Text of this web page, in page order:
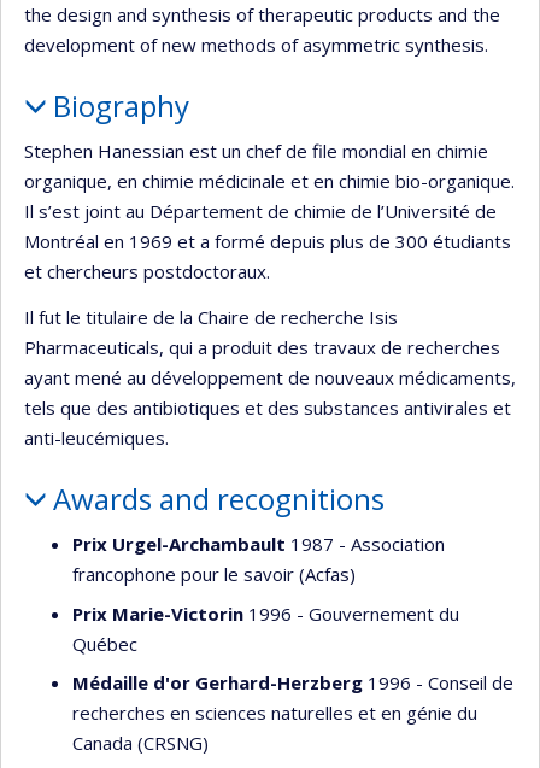
the design and synthesis of therapeutic products and the
development of new methods of asymmetric synthesis.
Biography
Stephen Hanessian est un chef de file mondial en chimie
organique, en chimie médi­cinale et en chimie bio-organique.
Il s’est joint au Département de chimie de l’Université de
Montréal en 1969 et a formé depuis plus de 300 étudiants
et chercheurs postdoctoraux.
Il fut le titulaire de la Chaire de recherche Isis
Pharmaceuticals, qui a produit des travaux de recherches
ayant mené au dé­veloppement de nouveaux médicaments,
tels que des antibiotiques et des substances antivirales et
anti-leucémiques.
Awards and recognitions
Prix Urgel-Archambault 1987 - Association
francophone pour le savoir (Acfas)
Prix Marie-Victorin 1996 - Gouvernement du
Québec
Médaille d'or Gerhard-Herzberg 1996 - Conseil de
recherches en sciences naturelles et en génie du
Canada (CRSNG)